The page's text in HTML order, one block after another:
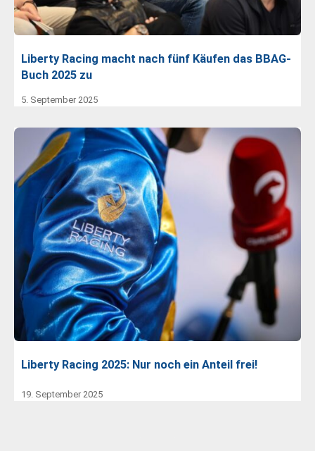
Liberty Racing macht nach fünf Käufen das BBAG-
Buch 2025 zu
5. September 2025
Liberty Racing 2025: Nur noch ein Anteil frei!
19. September 2025